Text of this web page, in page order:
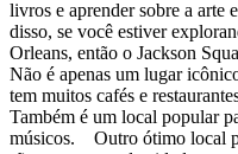
livros e aprender sobre a
disso, se você estiver
Orleans, então o Jackson
Não é apenas um lugar
tem muitos cafés e
Também é um local popular
músicos. Outro ótimo local